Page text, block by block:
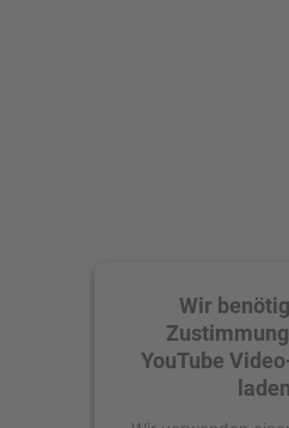
Wir
YouTube